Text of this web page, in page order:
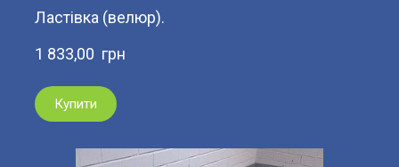
Ластівка (велюр).
1 833,00  грн
Купити